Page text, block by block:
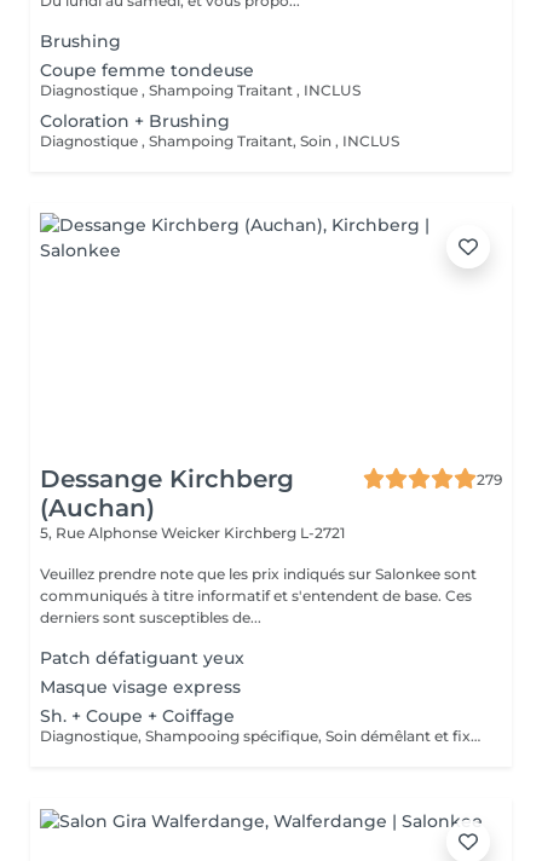
Brushing
Coupe femme tondeuse
Diagnostique , Shampoing Traitant , INCLUS
Coloration + Brushing
Diagnostique , Shampoing Traitant, Soin , INCLUS
Dessange Kirchberg
(Auchan)
279
5, Rue Alphonse Weicker Kirchberg L-2721
Veuillez prendre note que les prix indiqués sur Salonkee sont
communiqués à titre informatif et s'entendent de base. Ces
derniers sont susceptibles de...
Patch défatiguant yeux
Masque visage express
Sh. + Coupe + Coiffage
Diagnostique, Shampooing spécifique, Soin démêlant et fixation inclus. Veuillez prendre note que les prix indiqués sur Salonkee sont communiqués à titre informatif et s'entendent de base. Ces derniers sont susceptibles de varier selon le diagnostic réalisé à votre arrivée au salon et l'expertise du professionnel à qui vous confiez votre beauté. Dans tous les cas, un devis précis vous sera proposé et toutes réalisations de prestations seront effectuées avec votre accord.